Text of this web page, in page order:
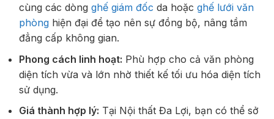
cùng các dòng ghế giám đốc da hoặc ghế lưới văn
phònghiện đại để tạo nên sự đồng bộ, nâng tầm
đẳng cấp không gian.
Phong cách linh hoạt: Phù hợp cho cả văn phòng
diện tích vừa và lớn nhờ thiết kế tối ưu hóa diện tích
sử dụng.
Giá thành hợp lý: Tại Nội thất Đa Lợi, bạn có thể sở